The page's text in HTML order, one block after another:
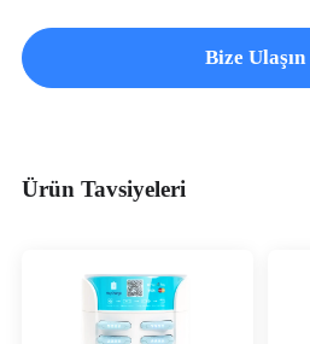
Bize Ulaşın
Ürün Tavsiyeleri